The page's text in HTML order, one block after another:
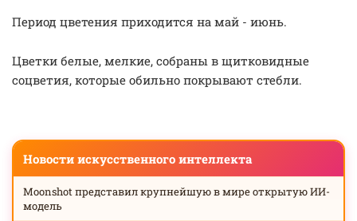
Период цветения приходится на май - июнь.
Цветки белые, мелкие, собраны в щитковидные
соцветия, которые обильно покрывают стебли.
Новости искусственного интеллекта
Moonshot представил крупнейшую в мире открытую ИИ-
модель